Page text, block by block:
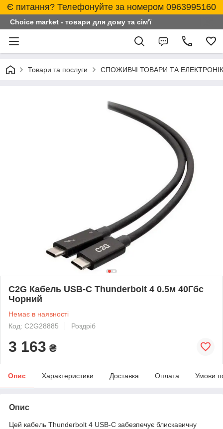
Є питання? Телефонуйте за номером 0963995160
Choice market - товари для дому та сім'ї
Товари та послуги СПОЖИВЧІ ТОВАРИ ТА
C2G Кабель USB-C Thunderbolt 4 0.5м 40Гбс
Чорний
Немає в наявності
Код: C2G28885
Роздріб
3 163 ₴
Опис Характеристики Доставка Оплата Умови
Опис
Цей кабель Thunderbolt 4 USB-C забезпечує блискавичну